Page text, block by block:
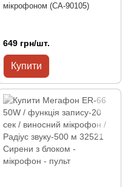
мікрофоном (CА-90105)
649 грн/шт.
Купити